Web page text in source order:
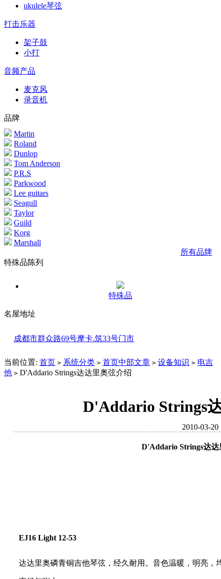
ukulele琴弦
打击乐器
架子鼓
小打
音频产品
麦克风
录音机
品牌
Martin
Roland
Dunlop
Tom Anderson
P.R.S
Parkwood
Lee guitars
Seagull
Taylor
Guild
Korg
Marshall
所有品牌
特殊品陈列
特殊品
名屋地址
成都市群众路69号摩卡.筑33号门市
当前位置: 首页 > 系统分类 > 首页中部文章 > 设备知识 > 电吉
他 > D'Addario Strings达达里奥弦介绍
D'Addario Strings
2010-03-20
D'Addario Strings达
EJ16 Light 12-53
达达里奥磷青铜吉他琴弦，经久耐用。音色温暖，明亮，